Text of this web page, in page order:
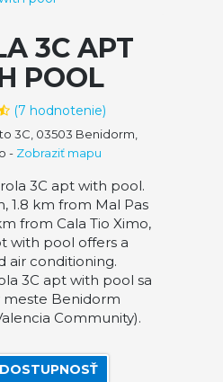
3C APT
POOL
(7 hodnotenie)
3C, 03503 Benidorm,
- Zobraziť mapu
3C apt with pool.
1.8 km from Mal Pas
from Cala Tio Ximo,
with pool offers a
air conditioning.
3C apt with pool sa
meste Benidorm
Community).